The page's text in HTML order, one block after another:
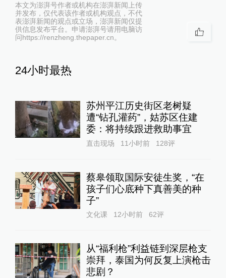
本文为澎湃号作者或机构在澎湃新闻上传
并发布，仅代表该作者或机构观点，不代
表澎湃新闻的观点或立场，澎湃新闻仅提
供信息发布平台。申请澎湃号请用电脑访
问https://renzheng.thepaper.cn。
24小时最热
苏州平江历史街区老树疑
遭“钻孔灌药”，姑苏区住建
委：将持续跟进救助事宜
直击现场 11小时前 128评
蔡皋领取国际安徒生奖，“在
孩子们心底种下真善美的种
子”
文化课 12小时前 62评
从“福利枪”利益链到深层枪支
崇拜，泰国为何反复上演枪击
悲剧？